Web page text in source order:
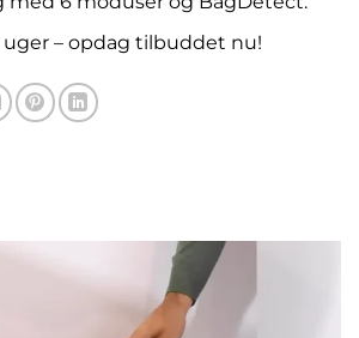
uger – opdag tilbuddet nu!